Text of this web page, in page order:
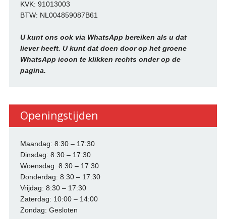
KVK: 91013003
BTW: NL004859087B61
U kunt ons ook via WhatsApp bereiken als u dat
liever heeft. U kunt dat doen door op het groene
WhatsApp icoon te klikken rechts onder op de
pagina.
Openingstijden
Maandag: 8:30 – 17:30
Dinsdag: 8:30 – 17:30
Woensdag: 8:30 – 17:30
Donderdag: 8:30 – 17:30
Vrijdag: 8:30 – 17:30
Zaterdag: 10:00 – 14:00
Zondag: Gesloten